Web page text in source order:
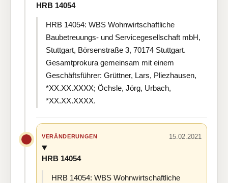
HRB 14054
HRB 14054: WBS Wohnwirtschaftliche
Baubetreuungs- und Servicegesellschaft mbH,
Stuttgart, Börsenstraße 3, 70174 Stuttgart.
Gesamtprokura gemeinsam mit einem
Geschäftsführer: Grüttner, Lars, Pliezhausen,
*XX.XX.XXXX; Öchsle, Jörg, Urbach,
*XX.XX.XXXX.
VERÄNDERUNGEN 15.02.2021
HRB 14054
HRB 14054: WBS Wohnwirtschaftliche